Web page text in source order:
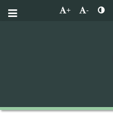
+ -